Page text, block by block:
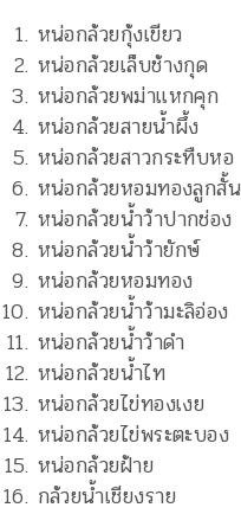
หน่อกล้วยกุ้งเขียว
หน่อกล้วยเล็บช้างกุด
หน่อกล้วยพม่าแหกคุก
หน่อกล้วยสายน้ำผึ้ง
หน่อกล้วยสาวกระทืบหอ
หน่อกล้วยหอมทองลูกสั้น
หน่อกล้วยน้ำว้าปากช่อง
หน่อกล้วยน้ำว้ายักษ์
หน่อกล้วยหอมทอง
หน่อกล้วยน้ำว้ามะลิอ่อง
หน่อกล้วยน้ำว้าดำ
หน่อกล้วยน้ำไท
หน่อกล้วยไข่ทองเงย
หน่อกล้วยไข่พระตะบอง
หน่อกล้วยฝ้าย
กล้วยน้ำเชียงราย